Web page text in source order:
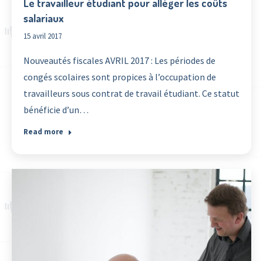
Le travailleur étudiant pour alléger les coûts
salariaux
15 avril 2017
Nouveautés fiscales AVRIL 2017 : Les périodes de
congés scolaires sont propices à l’occupation de
travailleurs sous contrat de travail étudiant. Ce statut
bénéficie d’un…
Read more